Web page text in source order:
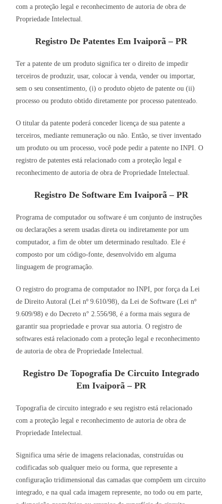
com a proteção legal e reconhecimento de autoria de obra de
Propriedade Intelectual.
Registro De Patentes Em Ivaiporã – PR
Ter a patente de um produto significa ter o direito de impedir
terceiros de produzir, usar, colocar à venda, vender ou importar,
sem o seu consentimento, (i) o produto objeto de patente ou (ii)
processo ou produto obtido diretamente por processo patenteado.
O titular da patente poderá conceder licença de sua patente a
terceiros, mediante remuneração ou não. Então, se tiver inventado
um produto ou um processo, você pode pedir a patente no INPI. O
registro de patentes está relacionado com a proteção legal e
reconhecimento de autoria de obra de Propriedade Intelectual.
Registro De Software Em Ivaiporã – PR
Programa de computador ou software é um conjunto de instruções
ou declarações a serem usadas direta ou indiretamente por um
computador, a fim de obter um determinado resultado. Ele é
composto por um código-fonte, desenvolvido em alguma
linguagem de programação.
O registro do programa de computador no INPI, por força da Lei
de Direito Autoral (Lei nº 9.610/98), da Lei de Software (Lei nº
9.609/98) e do Decreto n° 2.556/98, é a forma mais segura de
garantir sua propriedade e provar sua autoria. O registro de
softwares está relacionado com a proteção legal e reconhecimento
de autoria de obra de Propriedade Intelectual.
Registro De Topografia De Circuito Integrado
Em Ivaiporã – PR
Topografia de circuito integrado e seu registro está relacionado
com a proteção legal e reconhecimento de autoria de obra de
Propriedade Intelectual.
Significa uma série de imagens relacionadas, construídas ou
codificadas sob qualquer meio ou forma, que represente a
configuração tridimensional das camadas que compõem um circuito
integrado, e na qual cada imagem represente, no todo ou em parte,